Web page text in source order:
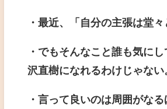
・最近、「自分の主張は堂
・でもそんなこと誰も気に
沢直樹になれるわけじゃない
・言って良いのは周囲がな